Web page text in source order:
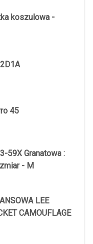
koszulowa -
45
59X Granatowa :
- M
LEE
CAMOUFLAGE